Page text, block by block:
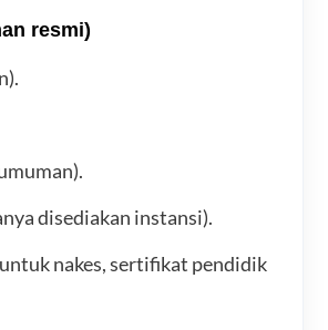
resmi)
disediakan instansi).
nakes, sertifikat pendidik